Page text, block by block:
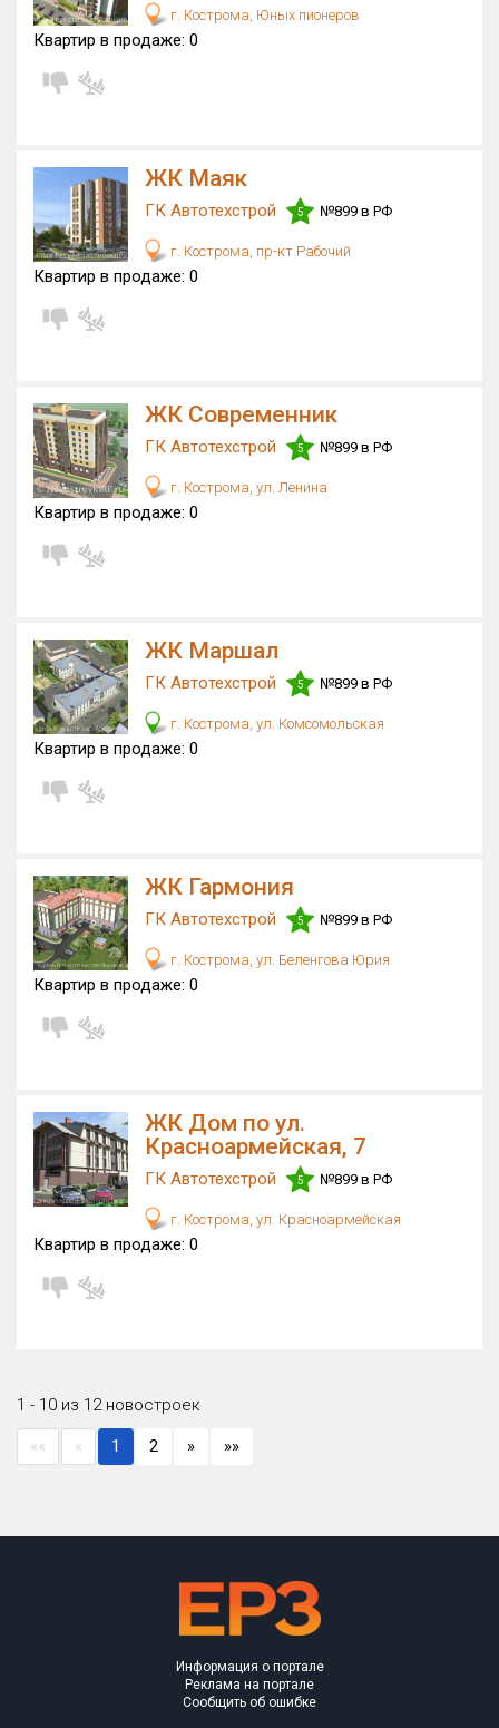
г. Кострома, Юных пионеров
Квартир в продаже: 0
ЖК Маяк
ГК Автотехстрой 5 №899 в РФ
г. Кострома, пр-кт Рабочий
Квартир в продаже: 0
ЖК Современник
ГК Автотехстрой 5 №899 в РФ
г. Кострома, ул. Ленина
Квартир в продаже: 0
ЖК Маршал
ГК Автотехстрой 5 №899 в РФ
г. Кострома, ул. Комсомольская
Квартир в продаже: 0
ЖК Гармония
ГК Автотехстрой 5 №899 в РФ
г. Кострома, ул. Беленгова Юрия
Квартир в продаже: 0
ЖК Дом по ул.
Красноармейская, 7
ГК Автотехстрой 5 №899 в РФ
г. Кострома, ул. Красноармейская
Квартир в продаже: 0
1 - 10 из 12 новостроек
«« « 1 2 » »»
Информация о портале
Реклама на портале
Сообщить об ошибке